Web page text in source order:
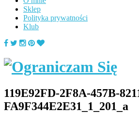
Sklep
Polityka prywatności
Klub
119E92FD-2F8A-457B-
FA9F344E2E31_1_201_a